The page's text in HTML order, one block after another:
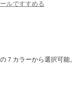
ルですすめる
７カラーから選択可能。